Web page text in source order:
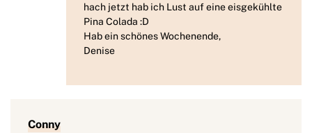
hach jetzt hab ich Lust auf eine eisgekühlte
Pina Colada :D
Hab ein schönes Wochenende,
Denise
Conny